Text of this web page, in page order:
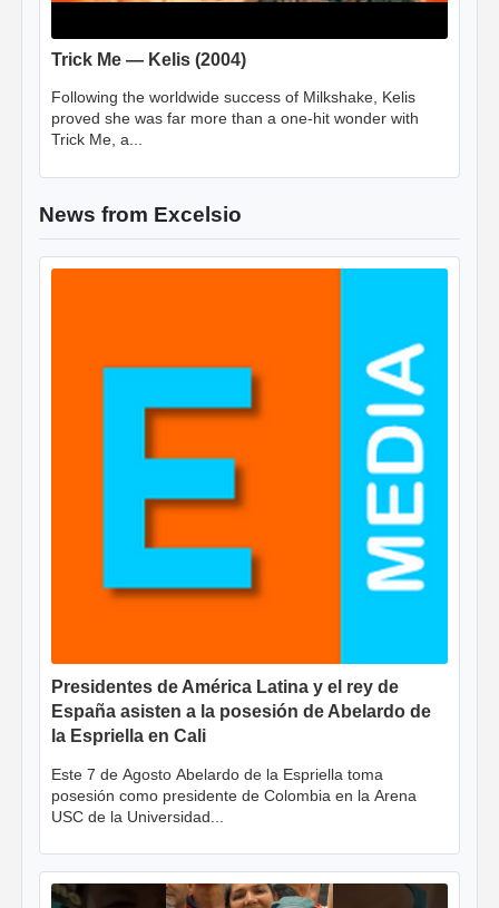
Trick Me — Kelis (2004)
Following the worldwide success of Milkshake, Kelis
proved she was far more than a one-hit wonder with
Trick Me, a...
News from Excelsio
Presidentes de América Latina y el rey de
España asisten a la posesión de Abelardo de
la Espriella en Cali
Este 7 de Agosto Abelardo de la Espriella toma
posesión como presidente de Colombia en la Arena
USC de la Universidad...